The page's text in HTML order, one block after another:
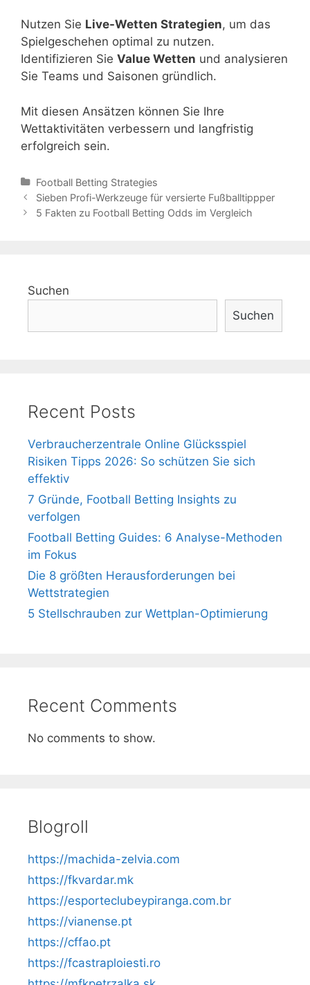
Nutzen Sie Live-Wetten Strategien, um das
Spielgeschehen optimal zu nutzen.
Identifizieren Sie Value Wetten und analysieren
Sie Teams und Saisonen gründlich.
Mit diesen Ansätzen können Sie Ihre
Wettaktivitäten verbessern und langfristig
erfolgreich sein.
Categories
Football Betting Strategies
Post
navigation
Sieben Profi-Werkzeuge für versierte Fußballtippper
5 Fakten zu Football Betting Odds im Vergleich
Suchen
Suchen
Recent Posts
Verbraucherzentrale Online Glücksspiel
Risiken Tipps 2026: So schützen Sie sich
effektiv
7 Gründe, Football Betting Insights zu
verfolgen
Football Betting Guides: 6 Analyse-Methoden
im Fokus
Die 8 größten Herausforderungen bei
Wettstrategien
5 Stellschrauben zur Wettplan-Optimierung
Recent Comments
No comments to show.
Blogroll
https://machida-zelvia.com
https://fkvardar.mk
https://esporteclubeypiranga.com.br
https://vianense.pt
https://cffao.pt
https://fcastraploiesti.ro